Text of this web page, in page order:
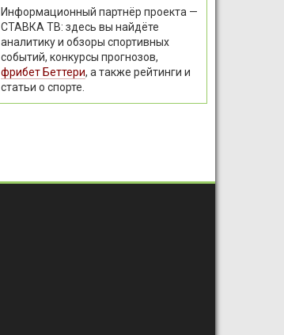
Информационный партнёр проекта —
СТАВКА ТВ: здесь вы найдёте
аналитику и обзоры спортивных
событий, конкурсы прогнозов,
фрибет Беттери, а также рейтинги и
статьи о спорте.